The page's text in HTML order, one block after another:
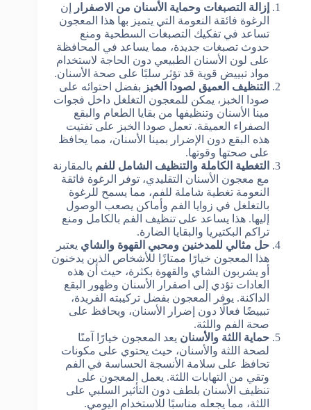
إزالة التصبغات وحماية الأسنان من الاصفرار
إن
الرغوة فائقة النعومة التي يتميز بها هذا المعجون
تساعد في تفكيك التصبغات السطحية ومنع
حدوث تصبغات جديدة، مما يساعد في المحافظة
على لون الأسنان الطبيعي دون الحاجة لاستخدام
مواد تبييض قوية قد تؤثر سلبًا على صحة الأسنان.
التنظيف العميق لصودا الخبز بفضل احتوائه على
صودا الخبز، يمكن للمعجون التغلغل داخل فجوات
مينا الأسنان وتنظيفها من بقايا الطعام والبقع
الصفراء العميقة. تعمل صودا الخبز على تفتيت
هذه البقع دون الإضرار بمينا الأسنان، مما يحافظ
على صحتها وقوتها.
التغطية الكاملة والتنظيف الشامل للفم بالمقارنة
مع معجون الأسنان التقليدي، توفر الرغوة فائقة
النعومة تغطية شاملة للفم، مما يسمح للرغوة
بالتغلغل في زوايا الفم وأماكن يصعب الوصول
إليها. هذا يساعد على تنظيف الفم بالكامل ومنع
تراكم البكتيريا والبقايا الضارة.
حل مثالي للمدخنين ومحبي القهوة والشاي يعتبر
هذا المعجون خيارًا ممتازًا للأشخاص الذين يدخنون
أو يشربون الشاي والقهوة بكثرة، حيث أن هذه
العادات تؤدي إلى اصفرار الأسنان وظهور البقع
الداكنة. يوفر المعجون بفضل تركيبته الفريدة،
تبييضًا فعالًا دون إضرار الأسنان، ويحافظ على
صحة الفم واللثة.
حماية اللثة والأسنان يعد المعجون خيارًا آمنًا
لصحة اللثة والأسنان، حيث يحتوي على مكونات
تحافظ على سلامة الأنسجة الحساسة في الفم
وتقي من التهابات اللثة. يعمل المعجون على
تنظيف الأسنان بلطف دون التأثير السلبي على
اللثة، مما يجعله مناسبًا للاستخدام اليومي.